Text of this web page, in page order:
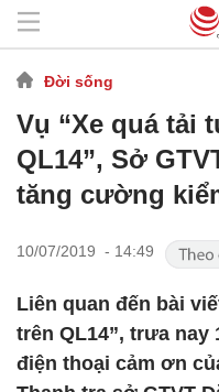
Đời sống
Vụ “Xe quá tải
QL14”, Sở
tăng cường
10/07/2019 - 14:49
Liên quan đến bài
trên QL14”, trưa nay
điện thoại cảm ơn